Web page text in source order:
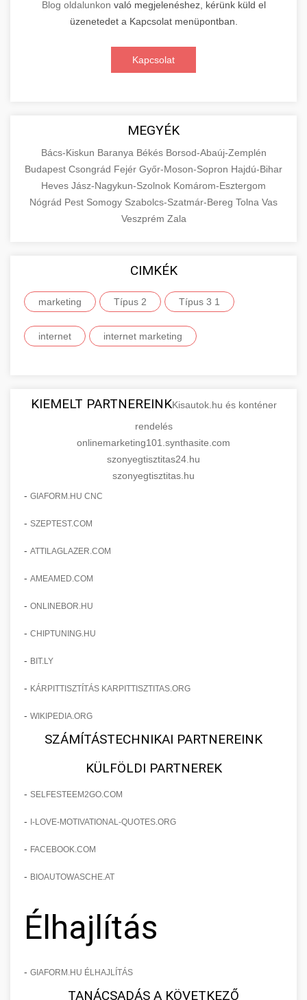
Blog oldalunkon való megjelenéshez, kérünk küld el
üzenetedet a Kapcsolat menüpontban.
Kapcsolat
MEGYÉK
Bács-Kiskun Baranya Békés Borsod-Abaúj-Zemplén
Budapest Csongrád Fejér Győr-Moson-Sopron Hajdú-Bihar
Heves Jász-Nagykun-Szolnok Komárom-Esztergom
Nógrád Pest Somogy Szabolcs-Szatmár-Bereg Tolna Vas
Veszprém Zala
CIMKÉK
marketing Típus 2 Típus 3 1
internet internet marketing
KIEMELT PARTNEREINKKisautok.hu és konténer
rendelés
onlinemarketing101.synthasite.com
szonyegtisztitas24.hu
szonyegtisztitas.hu
- GIAFORM.HU CNC
- SZEPTEST.COM
- ATTILAGLAZER.COM
- AMEAMED.COM
- ONLINEBOR.HU
- CHIPTUNING.HU
- BIT.LY
- KÁRPITTISZTÍTÁS KARPITTISZTITAS.ORG
- WIKIPEDIA.ORG
SZÁMÍTÁSTECHNIKAI PARTNEREINK
KÜLFÖLDI PARTNEREK
- SELFESTEEM2GO.COM
- I-LOVE-MOTIVATIONAL-QUOTES.ORG
- FACEBOOK.COM
- BIOAUTOWASCHE.AT
Élhajlítás
- GIAFORM.HU ÉLHAJLÍTÁS
TANÁCSADÁS A KÖVETKEZŐ